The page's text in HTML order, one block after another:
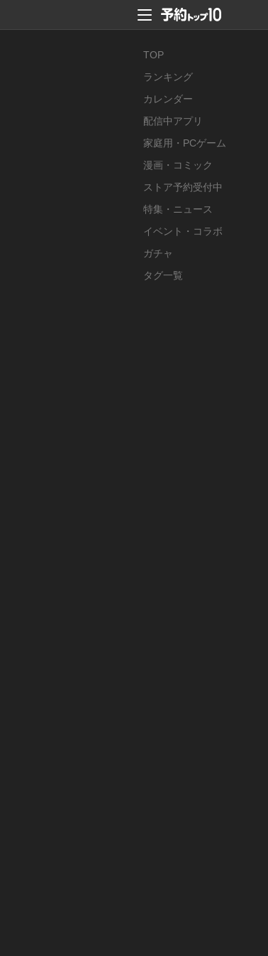
TOP
ランキング
カレンダー
配信中アプリ
家庭用・PCゲーム
漫画・コミック
ストア予約受付中
特集・ニュース
イベント・コラボ
ガチャ
タグ一覧